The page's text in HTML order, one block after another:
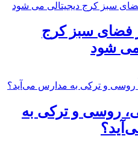
فضای سبز کرج
می شود
روسی و ترکی به